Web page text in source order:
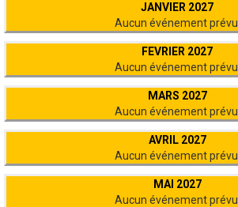
JANVIER 2027
Aucun événement prévu.
FEVRIER 2027
Aucun événement prévu.
MARS 2027
Aucun événement prévu.
AVRIL 2027
Aucun événement prévu.
MAI 2027
Aucun événement prévu.